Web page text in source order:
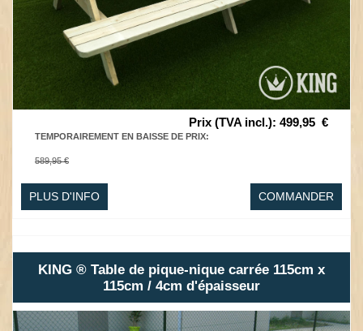
Prix (TVA incl.): 499,95 €
TEMPORAIREMENT EN BAISSE DE PRIX:
589,95 €
PLUS D'INFO COMMANDER
KING ® Table de pique-nique carrée 115cm x
115cm / 4cm d'épaisseur